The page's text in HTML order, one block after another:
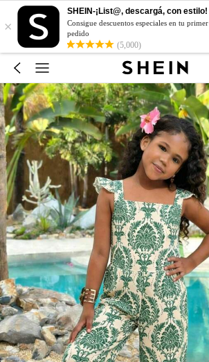
×
SHEIN-¡List@, descargá, con estilo!
Consigue descuentos especiales en tu primer
pedido
(5,000)